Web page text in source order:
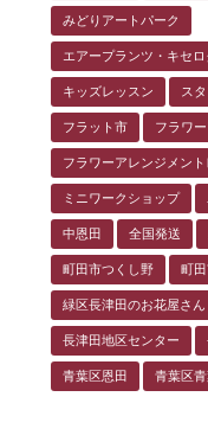
みどりアートパーク
エアープランツ・キセ
キッズレッスン ス
フラット市 フラワ
フラワーアレンジメン
ミニワークショップ
中恩田 全国発送
町田市つくし野 町
緑区長津田のお花屋さん
長津田地区センター
青葉区恩田 青葉区